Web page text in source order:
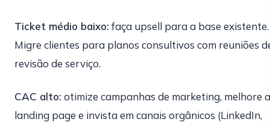
Ticket médio baixo: faça upsell para a base existente.
Migre clientes para planos consultivos com reuniões
revisão de serviço.
CAC alto: otimize campanhas de marketing, melhore a
landing page e invista em canais orgânicos (LinkedIn,